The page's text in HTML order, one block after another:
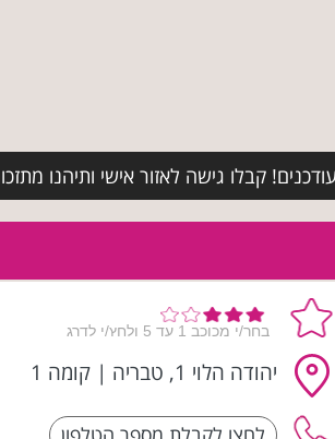
קבלו גישה לאזור אישי ותיהנו
יהודה הלוי 1, טבריה | קומה 1